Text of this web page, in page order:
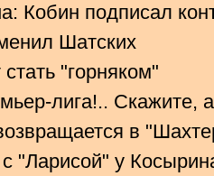
Кобин подписал
Шатских
"горняком"
лига!.. Скажите,
в
"Ларисой" у